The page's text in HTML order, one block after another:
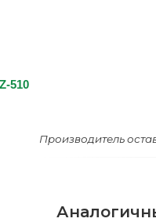
510
Производитель